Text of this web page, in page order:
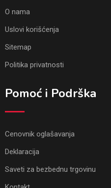
O nama
Uslovi korišćenja
Sitemap
Politika privatnosti
Pomoć i Podrška
Cenovnik oglašavanja
Deklaracija
Saveti za bezbednu trgovinu